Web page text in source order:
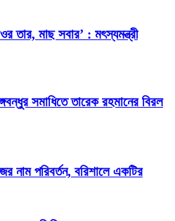
তার, মাছ সবার’ : মৎস্যমন্ত্রী
সমাধিতে তারেক রহমানের বিরল
নাম পরিবর্তন, বরিশালে একটির